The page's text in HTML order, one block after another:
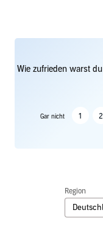
Wie zufrieden warst
Gar nicht 1 2
Region